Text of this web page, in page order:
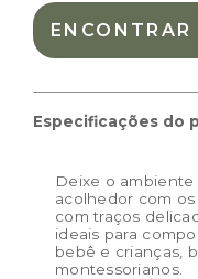
Cor:
Materiais:
Dimensões das
ENCONTRAR
Especificações do
Deixe o ambiente
acolhedor com
com traços
ideais para
bebê e crianças,
montessorianos.